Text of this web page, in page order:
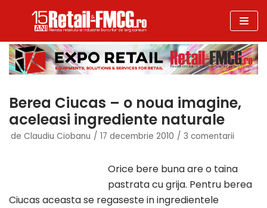
la
conținut
Berea Ciucas – o noua imagine,
aceleasi ingrediente naturale
de Claudiu Ciobanu 17 decembrie 2010 3 comentarii
Orice bere buna are o taina
pastrata cu grija. Pentru berea
Ciucas aceasta se regaseste in ingredientele